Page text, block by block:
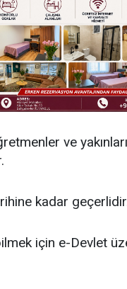
ve
kadar
için e-Devlet